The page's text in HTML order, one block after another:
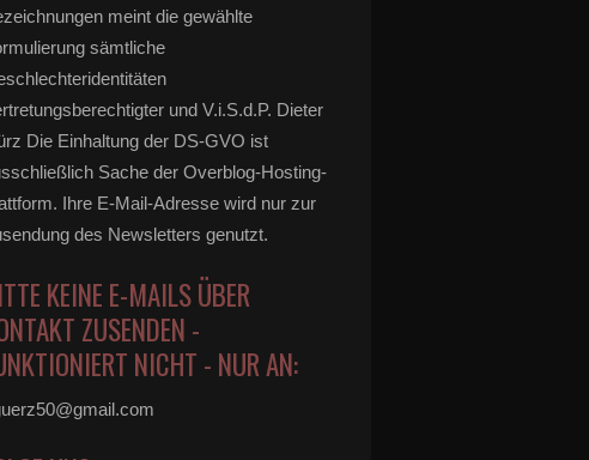
meint die gewählte
sämtliche
und V.i.S.d.P. Dieter
Die Einhaltung der DS-GVO ist
Sache der Overblog-Hosting-
Ihre E-Mail-Adresse wird nur zur
des Newsletters genutzt.
KEINE E-MAILS ÜBER
ZUSENDEN -
NICHT - NUR AN: